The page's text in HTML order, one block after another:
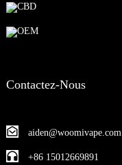
CBD
OEM
Contactez-Nous
aiden@woomivape.com
+86 15012669891